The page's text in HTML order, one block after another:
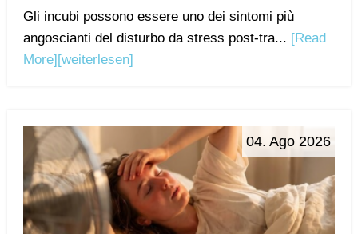
Gli incubi possono essere uno dei sintomi più
angoscianti del disturbo da stress post-tra... [Read
More] [weiterlesen]
04. Ago 2026